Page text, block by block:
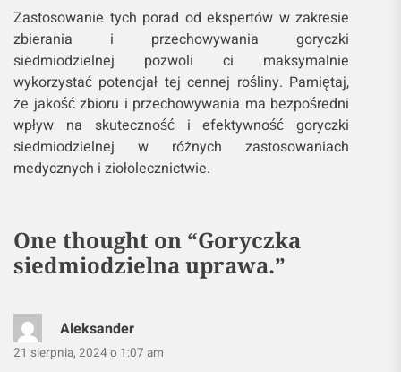
Zastosowanie tych porad od ekspertów w zakresie
zbierania i przechowywania goryczki
siedmiodzielnej pozwoli ci maksymalnie
wykorzystać potencjał tej cennej rośliny. Pamiętaj,
że jakość zbioru i przechowywania ma bezpośredni
wpływ na skuteczność i efektywność goryczki
siedmiodzielnej w różnych zastosowaniach
medycznych i ziołolecznictwie.
One thought on “Goryczka
siedmiodzielna uprawa.”
Aleksander
21 sierpnia, 2024 o 1:07 am